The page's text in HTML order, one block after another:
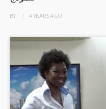
BY 4 YEARSAGO